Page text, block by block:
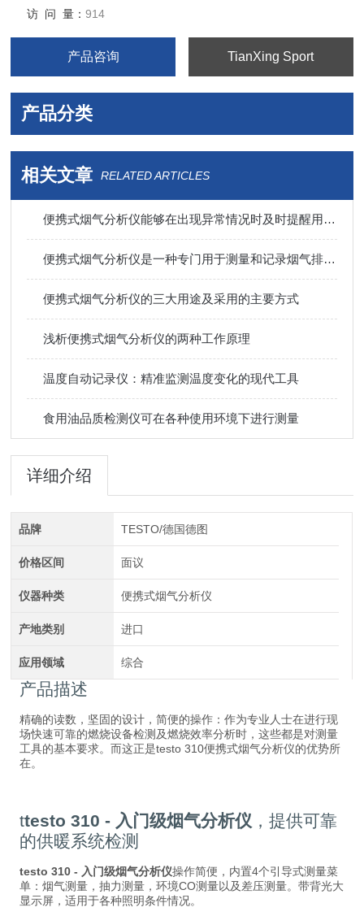
访 问 量：914
产品咨询 TianXing Sport
产品分类
相关文章 RELATED ARTICLES
便携式烟气分析仪能够在出现异常情况时及时提醒用户进行处理
便携式烟气分析仪是一种专门用于测量和记录烟气排放的设备
便携式烟气分析仪的三大用途及采用的主要方式
浅析便携式烟气分析仪的两种工作原理
温度自动记录仪：精准监测温度变化的现代工具
食用油品质检测仪可在各种使用环境下进行测量
详细介绍
品牌 TESTO/德国德图
价格区间 面议
仪器种类 便携式烟气分析仪
产地类别 进口
应用领域 综合
产品描述
精确的读数，坚固的设计，简便的操作：作为专业人士在进行现
场快速可靠的燃烧设备检测及燃烧效率分析时，这些都是对测量
工具的基本要求。而这正是testo 310便携式烟气分析仪的优势所
在。
ttesto 310 - 入门级烟气分析仪 ，提供可靠
的供暖系统检测
testo 310 - 入门级烟气分析仪操作简便，内置4个引导式测量菜
单：烟气测量，抽力测量，环境CO测量以及差压测量。带背光大
显示屏，适用于各种照明条件情况。